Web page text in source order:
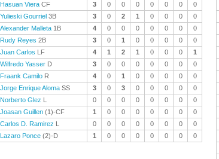
Hasuan Viera CF 3 0 0 0 0 0 0
0
Yulieski Gourriel 3B 3 0 2 1 0 0 0
0
Alexander Malleta 1B 4 0 0 0 0 0 0
0
Rudy Reyes 2B 3 0 1 0 0 0 0
0
Juan Carlos LF 4 1 2 1 0 0 0
1
Wilfredo Yasser D 3 0 0 0 0 0 0
0
Fraank Camilo R 4 0 1 0 0 0 0
0
Jorge Enrique Aloma SS 3 0 3 0 0 0 0
0
Norberto Glez L 0 0 0 0 0 0 0
0
Joasan Guillen (1)-CF 1 0 0 0 0 0 0
0
Carlos D. Ramirez L 0 0 0 0 0 0 0
0
Lazaro Ponce (2)-D 1 0 0 0 0 0 0 0